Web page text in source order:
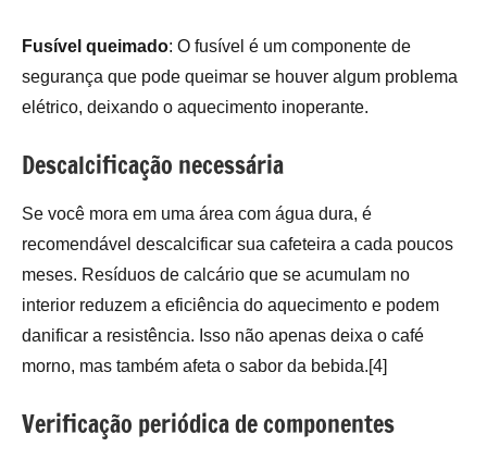
Fusível queimado: O fusível é um componente de
segurança que pode queimar se houver algum problema
elétrico, deixando o aquecimento inoperante.
Descalcificação necessária
Se você mora em uma área com água dura, é
recomendável descalcificar sua cafeteira a cada poucos
meses. Resíduos de calcário que se acumulam no
interior reduzem a eficiência do aquecimento e podem
danificar a resistência. Isso não apenas deixa o café
morno, mas também afeta o sabor da bebida.[4]
Verificação periódica de componentes